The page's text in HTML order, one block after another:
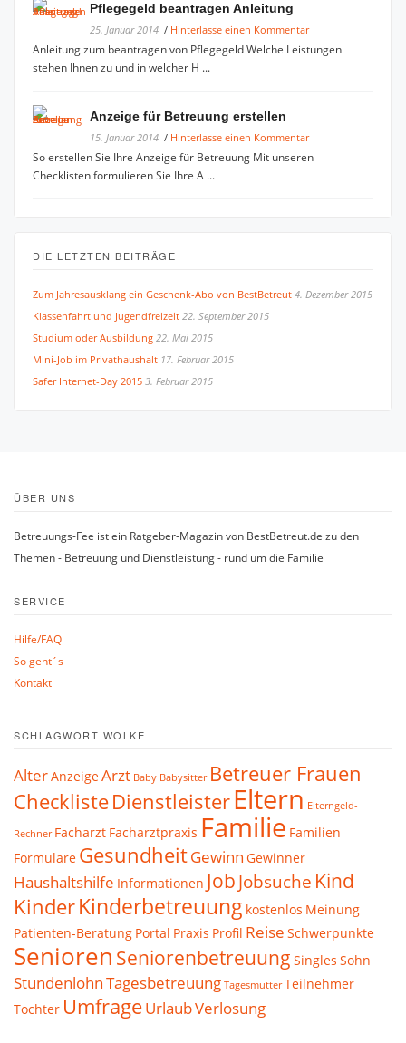
Pflegegeld beantragen Anleitung
25. Januar 2014 / Hinterlasse einen Kommentar
Anleitung zum beantragen von Pflegegeld Welche Leistungen
stehen Ihnen zu und in welcher H ...
Anzeige für Betreuung erstellen
15. Januar 2014 / Hinterlasse einen Kommentar
So erstellen Sie Ihre Anzeige für Betreuung Mit unseren
Checklisten formulieren Sie Ihre A ...
DIE LETZTEN BEITRÄGE
Zum Jahresausklang ein Geschenk-Abo von BestBetreut 4. Dezember 2015
Klassenfahrt und Jugendfreizeit 22. September 2015
Studium oder Ausbildung 22. Mai 2015
Mini-Job im Privathaushalt 17. Februar 2015
Safer Internet-Day 2015 3. Februar 2015
ÜBER UNS
Betreuungs-Fee ist ein Ratgeber-Magazin von BestBetreut.de zu den
Themen - Betreuung und Dienstleistung - rund um die Familie
SERVICE
Hilfe/FAQ
So geht´s
Kontakt
SCHLAGWORT WOLKE
AlterAnzeigeArzt Baby Babysitter Betreuer Frauen
ChecklisteDienstleisterEltern Elterngeld-
Rechner Facharzt Facharztpraxis Familie Familien
Formulare GesundheitGewinn Gewinner
Haushaltshilfe Informationen JobJobsuche Kind
KinderKinderbetreuung kostenlos Meinung
Patienten-Beratung Portal Praxis Profil Reise Schwerpunkte
Senioren Seniorenbetreuung Singles Sohn
StundenlohnTagesbetreuung Tagesmutter Teilnehmer
Tochter UmfrageUrlaubVerlosung